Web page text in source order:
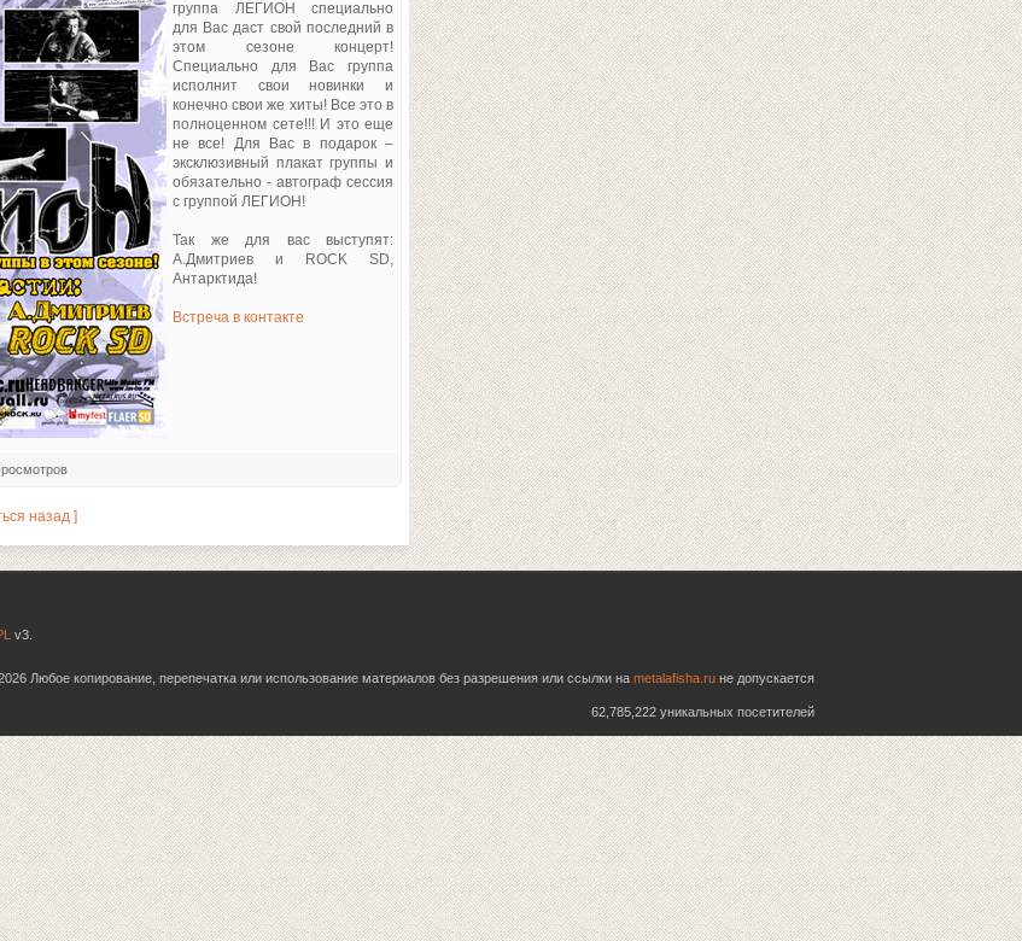
группа ЛЕГИОН специально
для Вас даст свой последний в
этом сезоне концерт!
Специально для Вас группа
исполнит свои новинки и
конечно свои же хиты! Все это в
полноценном сете!!! И это еще
не все! Для Вас в подарок –
эксклюзивный плакат группы и
обязательно - автограф сессия
с группой ЛЕГИОН!
Так же для вас выступят:
А.Дмитриев и ROCK SD,
Антарктида!
Встреча в контакте
назад ]
v3.
Любое копирование, перепечатка или использование материалов без разрешения или ссылки на metalafisha.ru не допускается
62,785,222 уникальных посетителей